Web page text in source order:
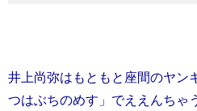
井上尚弥はもともと座間のヤン
つはぶちのめす」でええんちゃ